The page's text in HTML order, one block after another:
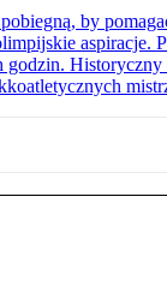
by
aspiracje.
godzin.